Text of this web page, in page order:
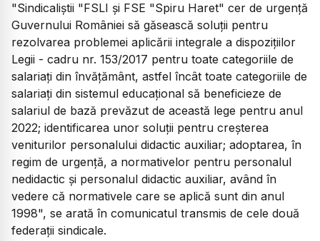
"Sindicaliştii "FSLI şi FSE "Spiru Haret" cer de urgenţă
Guvernului României să găsească soluţii pentru
rezolvarea problemei aplicării integrale a dispoziţiilor
Legii - cadru nr. 153/2017 pentru toate categoriile de
salariaţi din învăţământ, astfel încât toate categoriile de
salariaţi din sistemul educaţional să beneficieze de
salariul de bază prevăzut de această lege pentru anul
2022; identificarea unor soluţii pentru creşterea
veniturilor personalului didactic auxiliar; adoptarea, în
regim de urgenţă, a normativelor pentru personalul
nedidactic şi personalul didactic auxiliar, având în
vedere că normativele care se aplică sunt din anul
1998", se arată în comunicatul transmis de cele două
federaţii sindicale.